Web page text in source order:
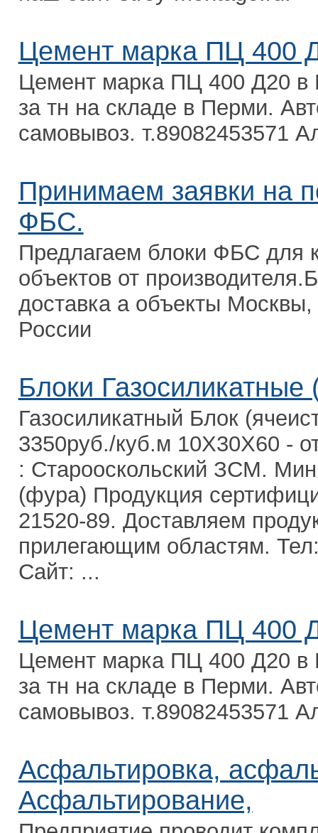
Цемент марка ПЦ 400
Цемент марка ПЦ 400 Д20
за тн на складе в Перми.
самовывоз. т.89082453571
Принимаем заявки на
ФБС.
Предлагаем блоки ФБС для
объектов от
доставка а объекты
России
Блоки Газосиликатные
Газосиликатный Блок
3350руб./куб.м 10Х30Х60 -
: Старооскольский ЗСМ.
(фура) Продукция
21520-89. Доставляем
прилегающим областям.
Сайт: ...
Цемент марка ПЦ 400
Цемент марка ПЦ 400 Д20
за тн на складе в Перми.
самовывоз. т.89082453571
Асфальтировка,
Асфальтирование,